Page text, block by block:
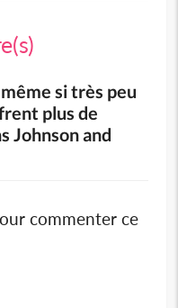
si très peu
plus de
Johnson and
commenter ce